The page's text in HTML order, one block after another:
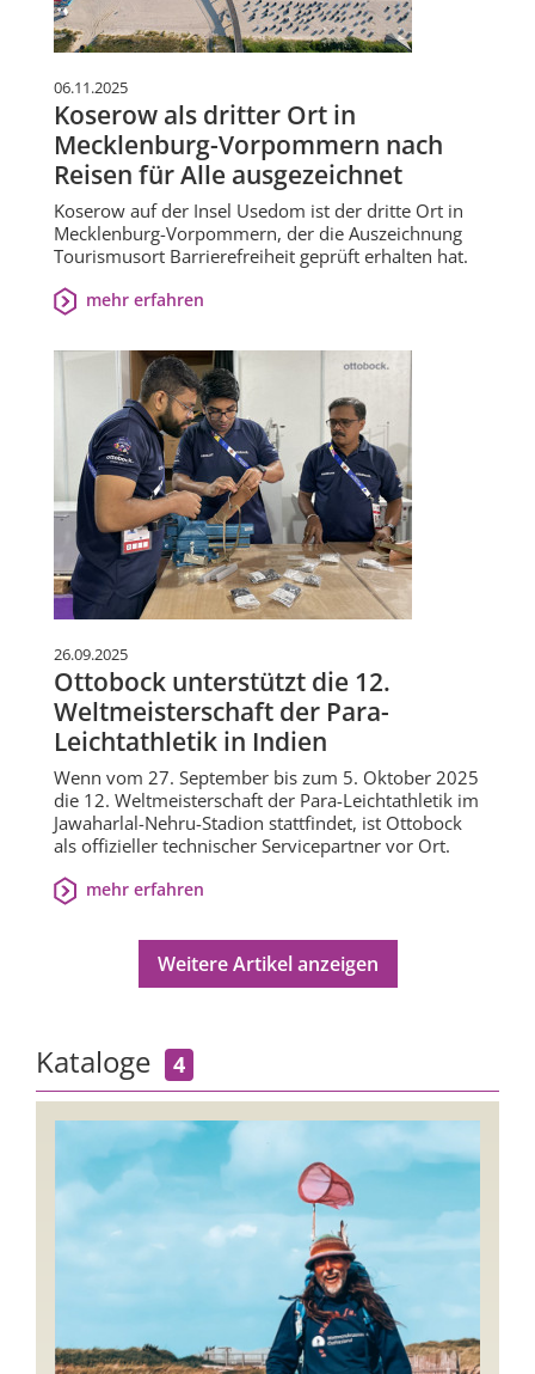
06.11.2025
Koserow als dritter Ort in
Mecklenburg-Vorpommern nach
Reisen für Alle ausgezeichnet
Koserow auf der Insel Usedom ist der dritte Ort in
Mecklenburg-Vorpommern, der die Auszeichnung
Tourismusort Barrierefreiheit geprüft erhalten hat.
mehr erfahren
26.09.2025
Ottobock unterstützt die 12.
Weltmeisterschaft der Para-
Leichtathletik in Indien
Wenn vom 27. September bis zum 5. Oktober 2025
die 12. Weltmeisterschaft der Para-Leichtathletik im
Jawaharlal-Nehru-Stadion stattfindet, ist Ottobock
als offizieller technischer Servicepartner vor Ort.
mehr erfahren
Weitere Artikel anzeigen
Kataloge 4